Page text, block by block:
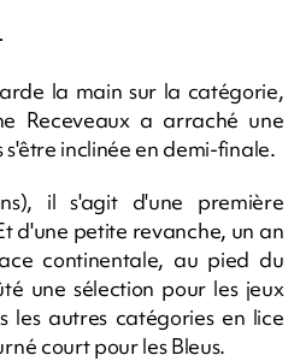
la main sur la catégorie,
Receveaux a arraché une
inclinée en demi-finale.
il s'agit d'une première
d'une petite revanche, un an
continentale, au pied du
une sélection pour les jeux
les autres catégories en lice
court pour les Bleus.